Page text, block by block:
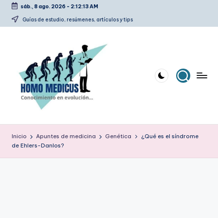
Saltar
sáb., 8 ago. 2026 - 2:12:14 AM
Guías de estudio, resúmenes, artículos y tips
o
m
estudio,
Inicio Apuntes de medicina Genética
¿Qué es el síndrome
de Ehlers-Danlos?